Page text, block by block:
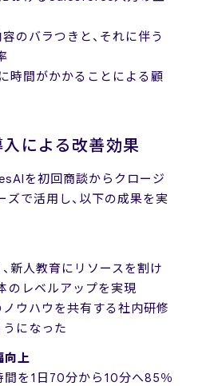
のバラつきと、それに伴う
時間がかかることによる顧
による改善効果
を初回商談からクロージ
ズで活用し、以下の成果を実
新人教育にリソースを割け
のレベルアップを実現
ウハウを共有する社内研修
になった
向上
を1日70分から10分へ85％